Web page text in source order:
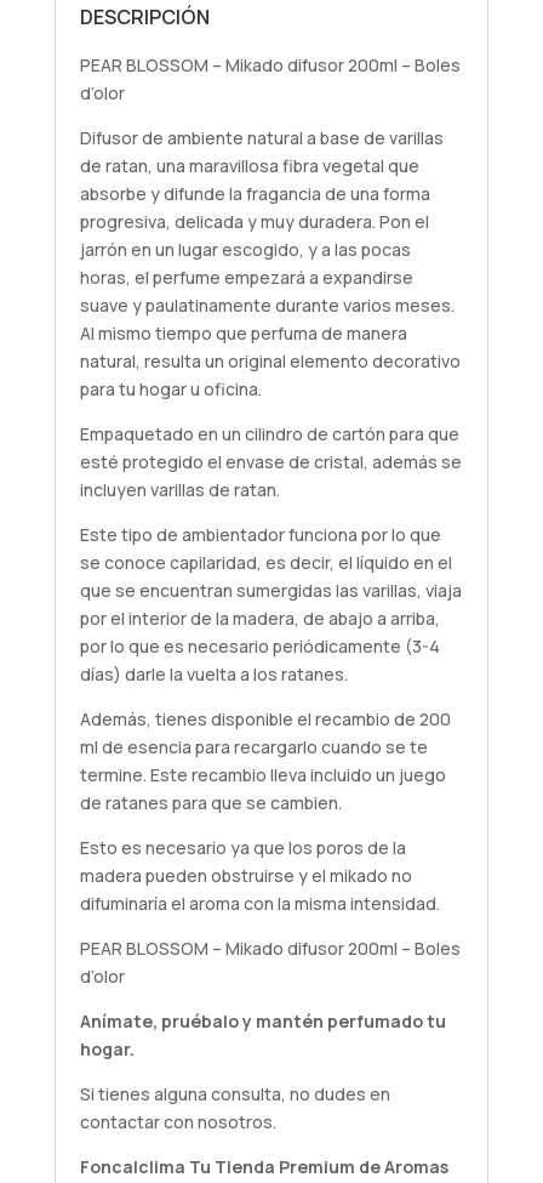
DESCRIPCIÓN
PEAR BLOSSOM – Mikado difusor 200ml – Boles
d’olor
Difusor de ambiente natural a base de varillas
de ratan, una maravillosa fibra vegetal que
absorbe y difunde la fragancia de una forma
progresiva, delicada y muy duradera. Pon el
jarrón en un lugar escogido, y a las pocas
horas, el perfume empezará a expandirse
suave y paulatinamente durante varios meses.
Al mismo tiempo que perfuma de manera
natural, resulta un original elemento decorativo
para tu hogar u oficina.
Empaquetado en un cilindro de cartón para que
esté protegido el envase de cristal, además se
incluyen varillas de ratan.
Este tipo de ambientador funciona por lo que
se conoce capilaridad, es decir, el líquido en el
que se encuentran sumergidas las varillas, viaja
por el interior de la madera, de abajo a arriba,
por lo que es necesario periódicamente (3-4
días) darle la vuelta a los ratanes.
Además, tienes disponible el recambio de 200
ml de esencia para recargarlo cuando se te
termine. Este recambio lleva incluido un juego
de ratanes para que se cambien.
Esto es necesario ya que los poros de la
madera pueden obstruirse y el mikado no
difuminaría el aroma con la misma intensidad.
PEAR BLOSSOM – Mikado difusor 200ml – Boles
d’olor
Anímate, pruébaloy mantén perfumado tu
hogar.
Si tienes alguna consulta, no dudes en
contactar con nosotros.
Foncalclima Tu Tienda Premium de Aromas